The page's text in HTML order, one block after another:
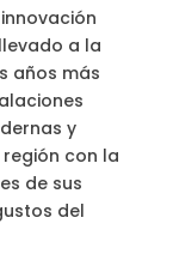
a la
años más
y
con la
de sus
del